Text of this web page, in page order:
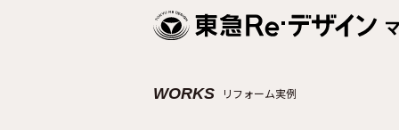
WORKS リフォーム実例